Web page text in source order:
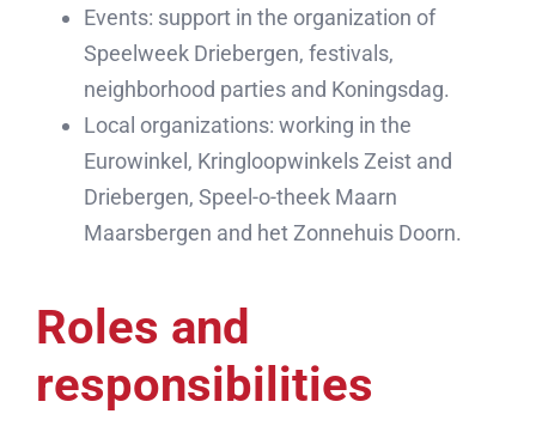
Events: support in the organization of
Speelweek Driebergen, festivals,
neighborhood parties and Koningsdag.
Local organizations: working in the
Eurowinkel, Kringloopwinkels Zeist and
Driebergen, Speel-o-theek Maarn
Maarsbergen and het Zonnehuis Doorn.
Roles and
responsibilities